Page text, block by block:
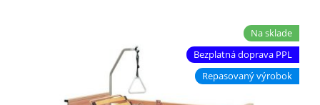
Na sklade
Bezplatná doprava PPL
Repasovaný výrobok